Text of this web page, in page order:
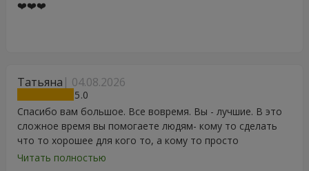
❤️❤️❤️
Татьяна 04.08.2026
5
Спасибо вам большое. Все вовремя. Вы - лучшие. В это
сложное время вы помогаете людям- кому то сделать
что то хорошее для кого то, а кому то просто
порадоваться цветам, подарку, тортику, поздравлению.
Читать полностью